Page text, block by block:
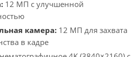
12 МП с улучшенной
камера: 12 МП для захвата
в кадре